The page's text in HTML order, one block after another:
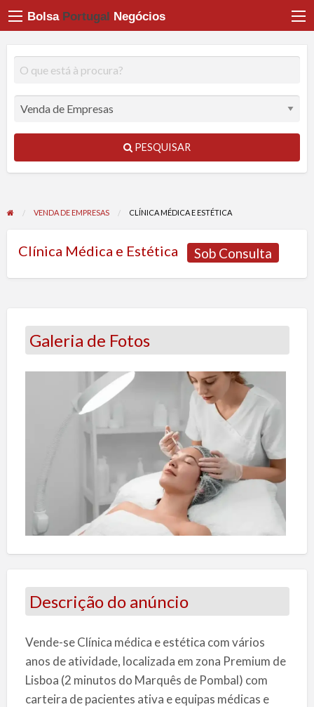
Bolsa Portugal Negócios
PESQUISAR
VENDA DE EMPRESAS CLÍNICA MÉDICA E ESTÉTICA
Sob Consulta
Clínica Médica e Estética
Galeria de Fotos
Descrição do anúncio
Vende-se Clínica médica e estética com vários
anos de atividade, localizada em zona Premium de
Lisboa (2 minutos do Marquês de Pombal) com
carteira de pacientes ativa e equipas médicas e